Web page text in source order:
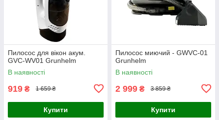
Пилосос для вікон акум.
GVC-WV01 Grunhelm
В наявності
919 ₴ 1 659 ₴
Купити
Пилосос миючий - GWVC-01
Grunhelm
В наявності
2 999 ₴ 3 859 ₴
Купити